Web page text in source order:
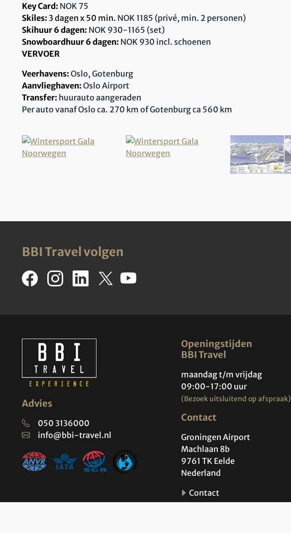
Key Card: NOK 75
Skiles: 3 dagen x 50 min. NOK 1185 (privé, min. 2 personen)
Skihuur 6 dagen: NOK 930-1165 (set)
Snowboardhuur 6 dagen: NOK 930 incl. schoenen
VERVOER
Veerhavens: Oslo, Gotenburg
Aanvlieghaven: Oslo Airport
Transfer: huurauto aangeraden
Per auto vanaf Oslo ca. 270 km of Gotenburg ca 560 km
BBI Travel volgen
Advies
050 3136000
info@bbi-travel.nl
Openingstijden
BBI Travel
maandag t/m vrijdag
09:00-17:00 uur
(Bezoek uitsluitend op afspraak)
Contact
Groningen Airport
Machlaan 8b
9761 TK Eelde
Nederland
Contact